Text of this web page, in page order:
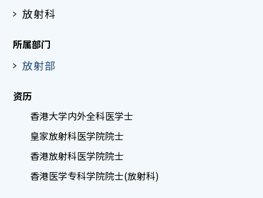
放射科
所属部门
放射部
资历
香港大学内外全科医学士
皇家放射科医学院院士
香港放射科医学院院士
香港医学专科学院院士(放射科)